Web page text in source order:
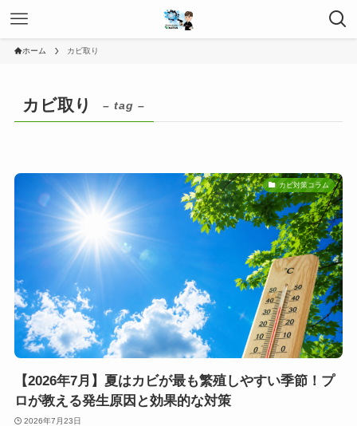
ホーム カビ取り
カビ取り – tag –
カビ対策コラム
【2026年7月】夏はカビが最も繁殖しやすい季節！プ
ロが教える発生原因と効果的な対策
2026年7月23日